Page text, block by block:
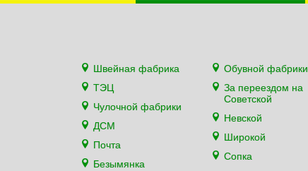
Швейная фабрика
ТЭЦ
Чулочной фабрики
ДСМ
Почта
Безымянка
Обувной фабрики
За переездом на
Советской
Невской
Широкой
Сопка